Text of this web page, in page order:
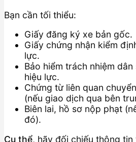
Bạn cần tối thiểu:
Giấy đăng ký xe bản gốc.
Giấy chứng nhận kiểm
lực.
Bảo hiểm trách nhiệm
hiệu lực.
Chứng từ liên quan
(nếu giao dịch qua bên
Biên lai, hồ sơ nộp phạt
đó).
Cụ thể, hãy đối chiếu thông